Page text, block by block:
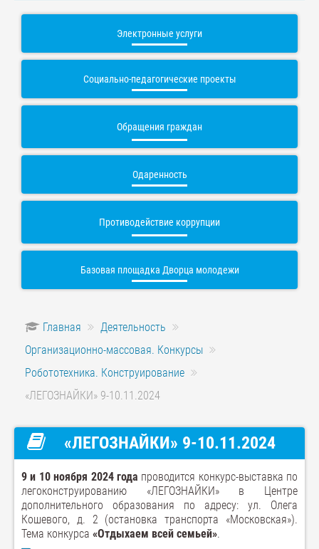
Электронные услуги
Социально-педагогические проекты
Обращения граждан
Одаренность
Противодействие коррупции
Базовая площадка Дворца молодежи
Главная
Деятельность
Организационно-массовая. Конкурсы
Робототехника. Конструирование
«ЛЕГОЗНАЙКИ» 9-10.11.2024
«ЛЕГОЗНАЙКИ» 9-10.11.2024
9 и 10 ноября 2024 года проводится конкурс-выставка по
легоконструированию «ЛЕГОЗНАЙКИ» в Центре
дополнительного образования по адресу: ул. Олега
Кошевого, д. 2 (остановка транспорта «Московская»).
Тема конкурса «Отдыхаем всей семьей».